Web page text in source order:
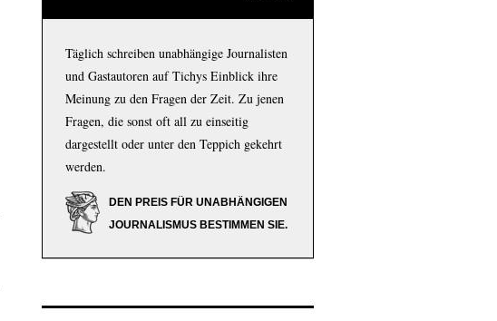
Täglich schreiben unabhängige Journalisten
und Gastautoren auf Tichys Einblick ihre
Meinung zu den Fragen der Zeit. Zu jenen
Fragen, die sonst oft all zu einseitig
dargestellt oder unter den Teppich gekehrt
werden.
DEN PREIS FÜR UNABHÄNGIGEN
JOURNALISMUS BESTIMMEN SIE.